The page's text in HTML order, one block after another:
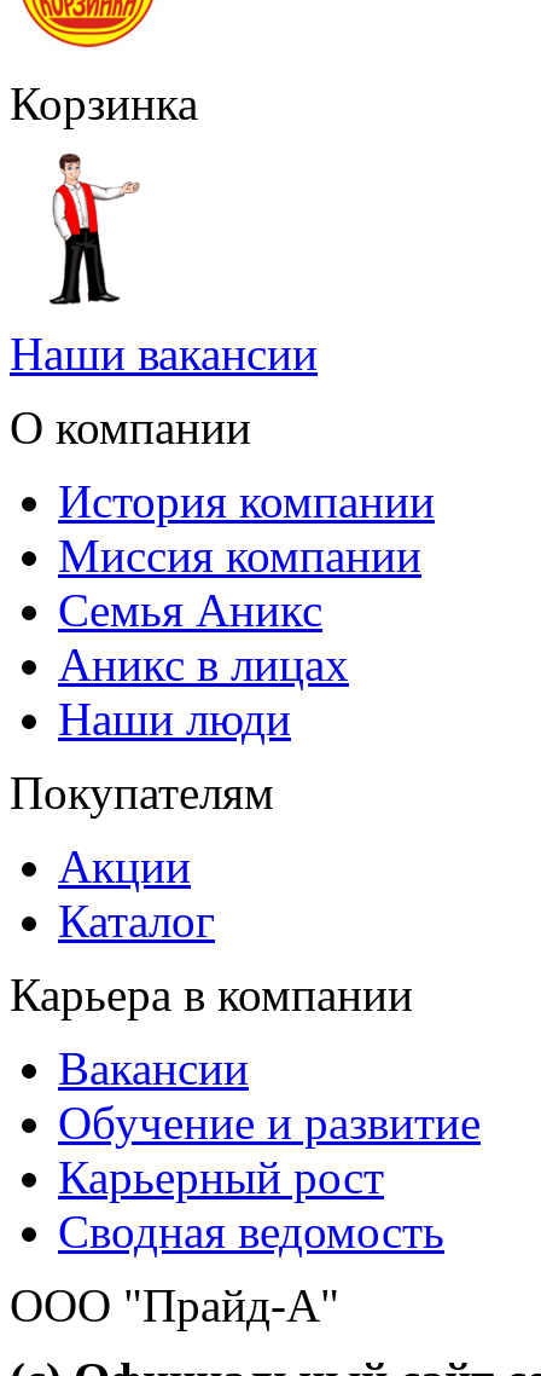
Корзинка
Наши вакансии
О компании
История компании
Миссия компании
Семья Аникс
Аникс в лицах
Наши люди
Покупателям
Акции
Каталог
Карьера в компании
Вакансии
Обучение и развитие
Карьерный рост
Сводная ведомость
ООО "Прайд-А"